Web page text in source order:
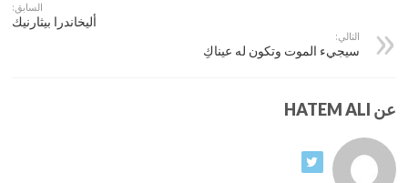
السابق:
أليخاندرا بيثارنيك
التالي:
سيجيء الموت وتكون له عيناكِ
عن HATEM ALI